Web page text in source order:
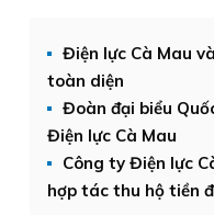
Điện lực Cà Mau
toàn diện
Đoàn đại biểu
Điện lực Cà Mau
Công ty Điện lực
hợp tác thu hộ tiền